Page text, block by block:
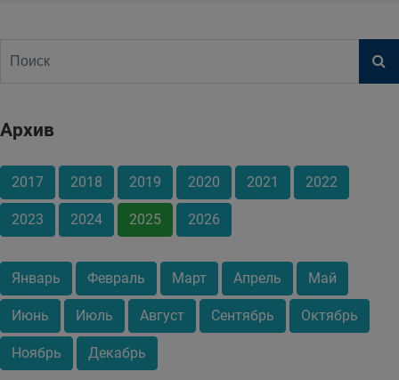
Архив
2017 2018 2019 2020 2021 2022
2023 2024 2025 2026
Январь Февраль Март Апрель Май
Июнь Июль Август Сентябрь Октябрь
Ноябрь Декабрь